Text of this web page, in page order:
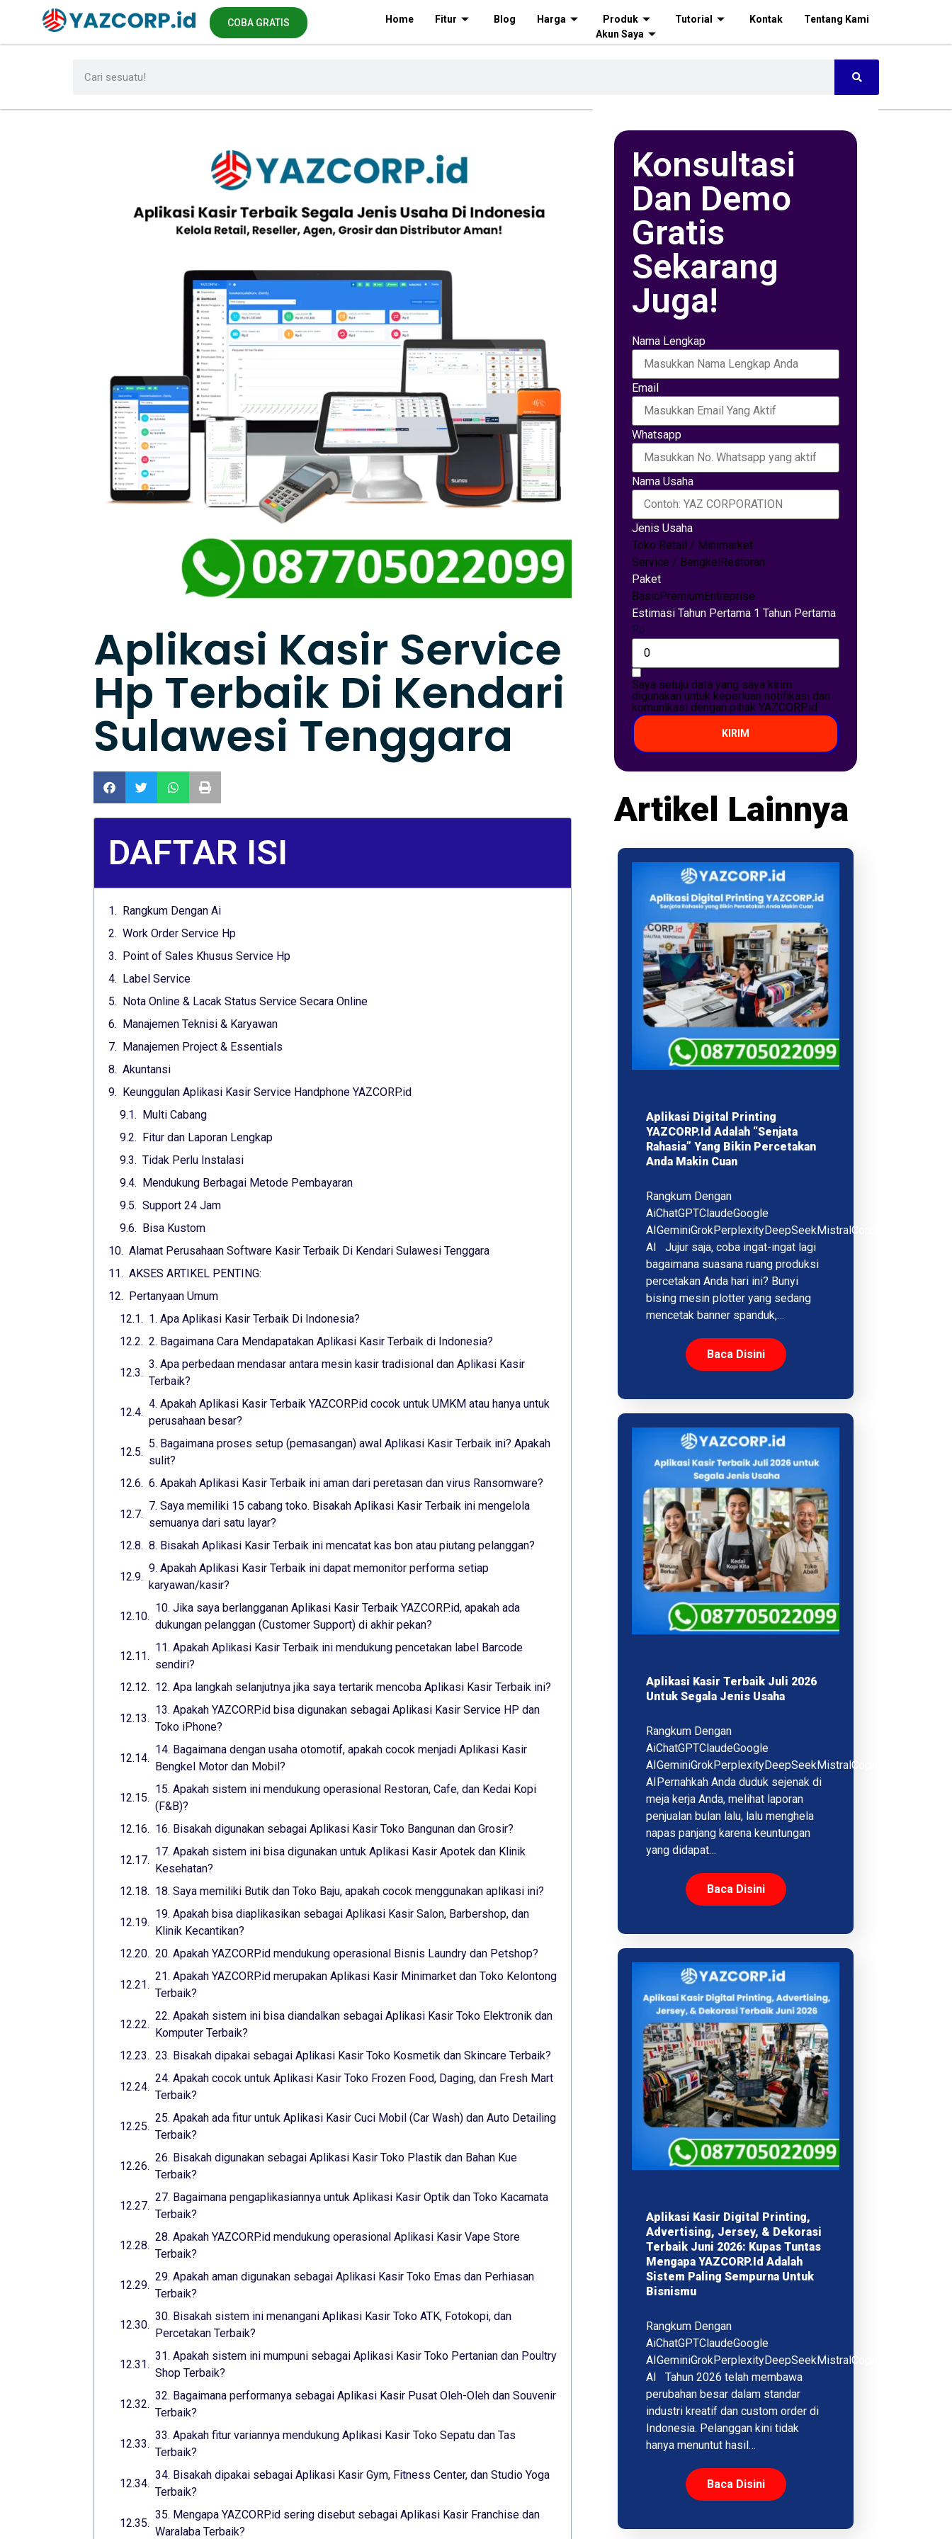
COBA GRATIS Home Fitur Blog Harga Produk Tutorial Kontak
Tentang Kami
Akun Saya
Aplikasi Kasir Service
Hp Terbaik Di Kendari
Sulawesi Tenggara
DAFTAR ISI
Rangkum Dengan Ai
Work Order Service Hp
Point of Sales Khusus Service Hp
Label Service
Nota Online & Lacak Status Service Secara Online
Manajemen Teknisi & Karyawan
Manajemen Project & Essentials
Akuntansi
Keunggulan Aplikasi Kasir Service Handphone YAZCORP.id
Multi Cabang
Fitur dan Laporan Lengkap
Tidak Perlu Instalasi
Mendukung Berbagai Metode Pembayaran
Support 24 Jam
Bisa Kustom
Alamat Perusahaan Software Kasir Terbaik Di Kendari Sulawesi Tenggara
AKSES ARTIKEL PENTING:
Pertanyaan Umum
1. Apa Aplikasi Kasir Terbaik Di Indonesia?
2. Bagaimana Cara Mendapatakan Aplikasi Kasir Terbaik di Indonesia?
3. Apa perbedaan mendasar antara mesin kasir tradisional dan Aplikasi Kasir
Terbaik?
4. Apakah Aplikasi Kasir Terbaik YAZCORP.id cocok untuk UMKM atau hanya untuk
perusahaan besar?
5. Bagaimana proses setup (pemasangan) awal Aplikasi Kasir Terbaik ini? Apakah
sulit?
6. Apakah Aplikasi Kasir Terbaik ini aman dari peretasan dan virus Ransomware?
7. Saya memiliki 15 cabang toko. Bisakah Aplikasi Kasir Terbaik ini mengelola
semuanya dari satu layar?
8. Bisakah Aplikasi Kasir Terbaik ini mencatat kas bon atau piutang pelanggan?
9. Apakah Aplikasi Kasir Terbaik ini dapat memonitor performa setiap
karyawan/kasir?
10. Jika saya berlangganan Aplikasi Kasir Terbaik YAZCORP.id, apakah ada
dukungan pelanggan (Customer Support) di akhir pekan?
11. Apakah Aplikasi Kasir Terbaik ini mendukung pencetakan label Barcode
sendiri?
12. Apa langkah selanjutnya jika saya tertarik mencoba Aplikasi Kasir Terbaik ini?
13. Apakah YAZCORP.id bisa digunakan sebagai Aplikasi Kasir Service HP dan
Toko iPhone?
14. Bagaimana dengan usaha otomotif, apakah cocok menjadi Aplikasi Kasir
Bengkel Motor dan Mobil?
15. Apakah sistem ini mendukung operasional Restoran, Cafe, dan Kedai Kopi
(F&B)?
16. Bisakah digunakan sebagai Aplikasi Kasir Toko Bangunan dan Grosir?
17. Apakah sistem ini bisa digunakan untuk Aplikasi Kasir Apotek dan Klinik
Kesehatan?
18. Saya memiliki Butik dan Toko Baju, apakah cocok menggunakan aplikasi ini?
19. Apakah bisa diaplikasikan sebagai Aplikasi Kasir Salon, Barbershop, dan
Klinik Kecantikan?
20. Apakah YAZCORP.id mendukung operasional Bisnis Laundry dan Petshop?
21. Apakah YAZCORP.id merupakan Aplikasi Kasir Minimarket dan Toko Kelontong
Terbaik?
22. Apakah sistem ini bisa diandalkan sebagai Aplikasi Kasir Toko Elektronik dan
Komputer Terbaik?
23. Bisakah dipakai sebagai Aplikasi Kasir Toko Kosmetik dan Skincare Terbaik?
24. Apakah cocok untuk Aplikasi Kasir Toko Frozen Food, Daging, dan Fresh Mart
Terbaik?
25. Apakah ada fitur untuk Aplikasi Kasir Cuci Mobil (Car Wash) dan Auto Detailing
Terbaik?
26. Bisakah digunakan sebagai Aplikasi Kasir Toko Plastik dan Bahan Kue
Terbaik?
27. Bagaimana pengaplikasiannya untuk Aplikasi Kasir Optik dan Toko Kacamata
Terbaik?
28. Apakah YAZCORP.id mendukung operasional Aplikasi Kasir Vape Store
Terbaik?
29. Apakah aman digunakan sebagai Aplikasi Kasir Toko Emas dan Perhiasan
Terbaik?
30. Bisakah sistem ini menangani Aplikasi Kasir Toko ATK, Fotokopi, dan
Percetakan Terbaik?
31. Apakah sistem ini mumpuni sebagai Aplikasi Kasir Toko Pertanian dan Poultry
Shop Terbaik?
32. Bagaimana performanya sebagai Aplikasi Kasir Pusat Oleh-Oleh dan Souvenir
Terbaik?
33. Apakah fitur variannya mendukung Aplikasi Kasir Toko Sepatu dan Tas
Terbaik?
34. Bisakah dipakai sebagai Aplikasi Kasir Gym, Fitness Center, dan Studio Yoga
Terbaik?
35. Mengapa YAZCORP.id sering disebut sebagai Aplikasi Kasir Franchise dan
Waralaba Terbaik?
Konsultasi
Dan Demo
Gratis
Sekarang
Juga!
Nama Lengkap
Email
Whatsapp
Nama Usaha
Jenis Usaha
Toko Retail / Minimarket
Service / BengkelRestoran
Paket
BasicPremiumEntreprise
Estimasi Tahun Pertama 1 Tahun Pertama
Rp
Saya setuju data yang saya kirim
digunakan untuk keperluan notifikasi dan
komunikasi dengan pihak YAZCORP.id
KIRIM
Artikel Lainnya
Aplikasi Digital Printing
YAZCORP.id Adalah “Senjata
Rahasia” Yang Bikin Percetakan
Anda Makin Cuan
Rangkum Dengan
AiChatGPTClaudeGoogle
AIGeminiGrokPerplexityDeepSeekMistralCopilotQwenMeta
AI Jujur saja, coba ingat-ingat lagi
bagaimana suasana ruang produksi
percetakan Anda hari ini? Bunyi
bising mesin plotter yang sedang
mencetak banner spanduk,…
Baca Disini
Aplikasi Kasir Terbaik Juli 2026
Untuk Segala Jenis Usaha
Rangkum Dengan
AiChatGPTClaudeGoogle
AIGeminiGrokPerplexityDeepSeekMistralCopilotQwenMeta
AIPernahkah Anda duduk sejenak di
meja kerja Anda, melihat laporan
penjualan bulan lalu, lalu menghela
napas panjang karena keuntungan
yang didapat…
Baca Disini
Aplikasi Kasir Digital Printing,
Advertising, Jersey, & Dekorasi
Terbaik Juni 2026: Kupas Tuntas
Mengapa YAZCORP.id Adalah
Sistem Paling Sempurna Untuk
Bisnismu
Rangkum Dengan
AiChatGPTClaudeGoogle
AIGeminiGrokPerplexityDeepSeekMistralCopilotQwenMeta
AI Tahun 2026 telah membawa
perubahan besar dalam standar
industri kreatif dan custom order di
Indonesia. Pelanggan kini tidak
hanya menuntut hasil…
Baca Disini